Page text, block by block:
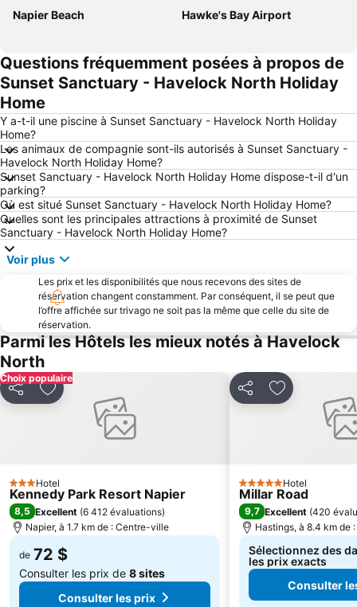
Napier Beach Hawke's Bay Airport
Questions fréquemment posées à propos de
Sunset Sanctuary - Havelock North Holiday
Home
Y a-t-il une piscine à Sunset Sanctuary - Havelock North Holiday
Home?
Les animaux de compagnie sont-ils autorisés à Sunset Sanctuary -
Havelock North Holiday Home?
Sunset Sanctuary - Havelock North Holiday Home dispose-t-il d'un
parking?
Où est situé Sunset Sanctuary - Havelock North Holiday Home?
Quelles sont les principales attractions à proximité de Sunset
Sanctuary - Havelock North Holiday Home?
Voir plus
Les prix et les disponibilités que nous recevons des sites de
réservation changent constamment. Par conséquent, il se peut que
l’offre affichée sur trivago ne soit pas la même que celle du site de
réservation.
Parmi les Hôtels les mieux notés à Havelock
North
Choix populaire
PartagerAjouter à mes favoris
3 Étoiles
Hotel
Kennedy Park Resort Napier
8,5 Excellent (6 412 évaluations)
Napier, à 1.7 km de : Centre-ville
de 72 $
Consulter les prix de 8 sites
Consulter les prix
PartagerAjouter à
5 ÉtoilesHotel
Millar Road
9,7 Excellent (420
Hastings, à 8.4 km de
Sélectionnez des
les prix exacts
Consulter